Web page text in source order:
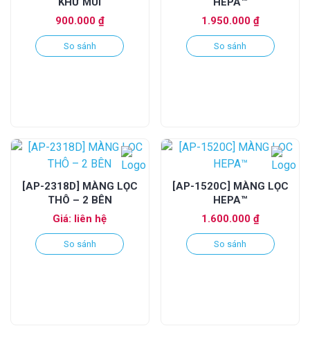
900.000 ₫
So sánh
1.950.000 ₫
So sánh
[AP-2318D] MÀNG LỌC
THÔ – 2 BÊN
Giá: liên hệ
So sánh
[AP-1520C] MÀNG LỌC
HEPA™
1.600.000 ₫
So sánh